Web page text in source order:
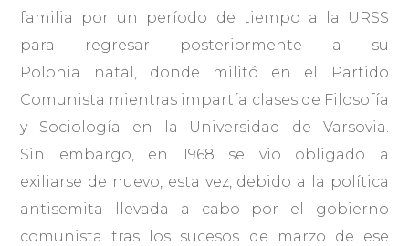
familia por un período de tiempo a la URSS
para regresar posteriormente a su
Polonia natal, donde militó en el Partido
Comunista mientras impartía clases de Filosofía
y Sociología en la Universidad de Varsovia.
Sin embargo, en 1968 se vio obligado a
exiliarse de nuevo, esta vez, debido a la política
antisemita llevada a cabo por el gobierno
comunista tras los sucesos de marzo de ese